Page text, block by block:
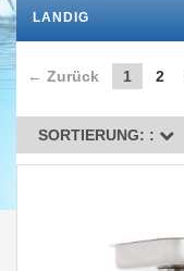
LANDIG
← Zurück 1 2
SORTIERUNG: :